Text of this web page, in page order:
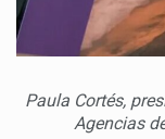
Paula Cortés,
Agencias